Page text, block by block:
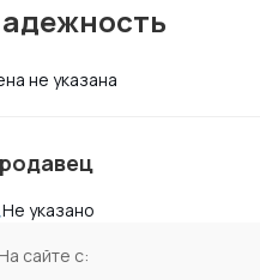
не указана
Не указано
сайте с: